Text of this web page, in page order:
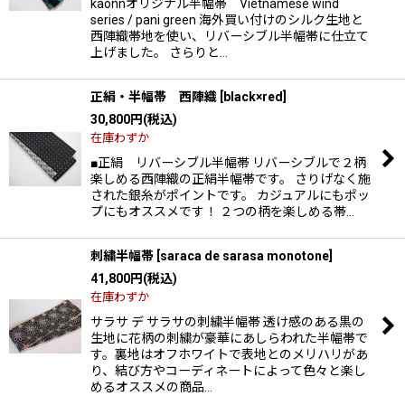
kaonnオリジナル半幅帯 Vietnamese wind
series / pani green 海外買い付けのシルク生地と
西陣織帯地を使い、リバーシブル半幅帯に仕立て
上げました。 さらりと…
正絹・半幅帯 西陣織 black×red
30,800円(税込)
在庫わずか
■正絹 リバーシブル半幅帯 リバーシブルで２柄
楽しめる西陣織の正絹半幅帯です。 さりげなく施
された銀糸がポイントです。 カジュアルにもポッ
プにもオススメです！ ２つの柄を楽しめる帯…
刺繍半幅帯 saraca de sarasa monotone
41,800円(税込)
在庫わずか
サラサ デ サラサの刺繍半幅帯 透け感のある黒の
生地に花柄の刺繍が豪華にあしらわれた半幅帯で
す。裏地はオフホワイトで表地とのメリハリがあ
り、結び方やコーディネートによって色々と楽し
めるオススメの商品…